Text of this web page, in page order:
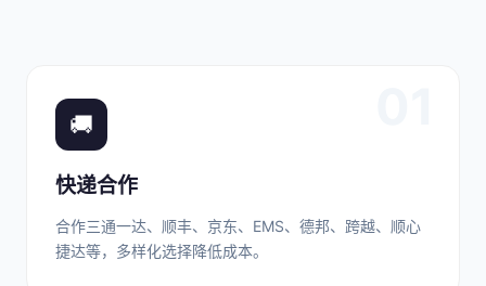
🚚
快递合作
合作三通一达、顺丰、京东、EMS、德邦、跨越、顺心
捷达等，多样化选择降低成本。